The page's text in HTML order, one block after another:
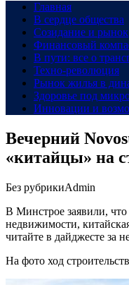
Главная
В сердце общества
Созидание и рынок
Финансовый
В пути: все о
Техно-революция
Рынок жилья в
Здоровье под
Инновации и
Вечерний
«китайцы» на
Без рубрикиAdmin
В Минстрое заявили,
недвижимости,
читайте в дайджесте за
На фото ход